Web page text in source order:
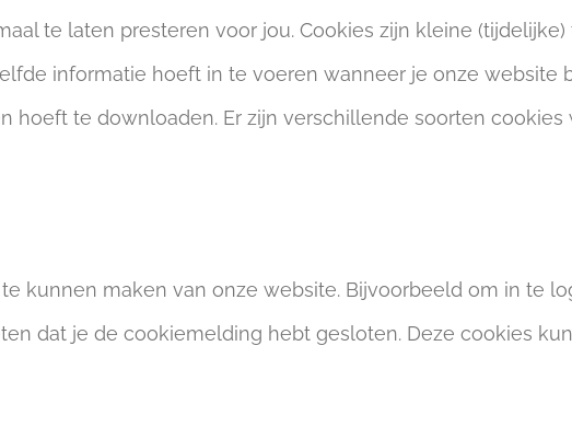
te laten presteren voor jou. Cookies zijn kleine
informatie hoeft in te voeren wanneer je onze website
te downloaden. Er zijn verschillende soorten cookies
kunnen maken van onze website. Bijvoorbeeld om in te
dat je de cookiemelding hebt gesloten. Deze cookies